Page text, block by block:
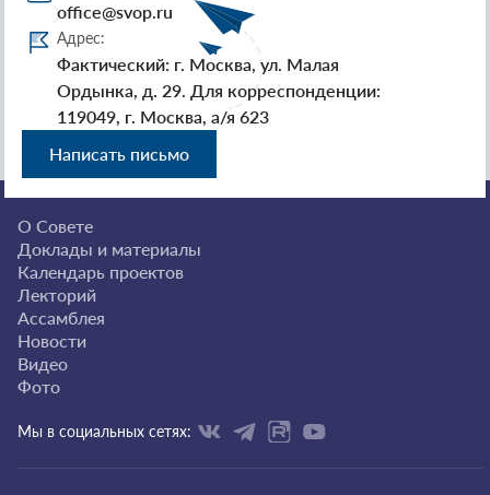
office@svop.ru
Адрес:
Фактический: г. Москва, ул. Малая
Ордынка, д. 29. Для корреспонденции:
119049, г. Москва, а/я 623
Написать письмо
О Совете
Доклады и материалы
Календарь проектов
Лекторий
Ассамблея
Новости
Видео
Фото
Мы в социальных сетях: